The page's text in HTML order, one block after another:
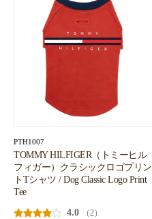
PTH1007
TOMMY HILFIGER（トミーヒル
フィガー）クラシックロゴプリン
トTシャツ / Dog Classic Logo Print
Tee
4.0
（2）